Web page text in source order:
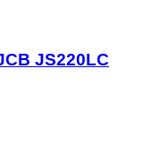
JS220LC